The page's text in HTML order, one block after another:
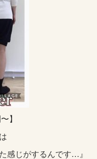
】
感じがするんです…』